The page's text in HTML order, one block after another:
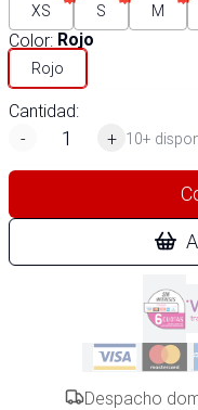
XS S M
Color: Rojo
Rojo
Cantidad:
-
+ 10+
Despacho